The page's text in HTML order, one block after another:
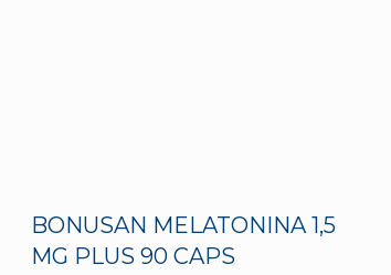
BONUSAN MELATONINA 1,5
MG PLUS 90 CAPS